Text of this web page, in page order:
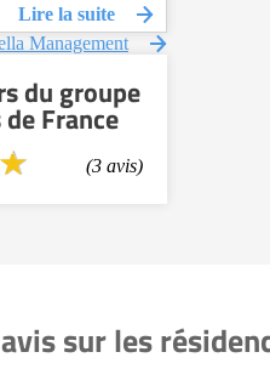
Lire la suite
Management
du groupe
France
(3 avis)
sur les